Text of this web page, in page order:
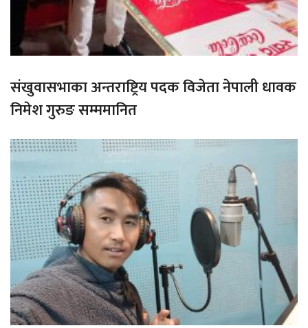
संखुवासभाका अन्तराष्ट्रिय पदक विजेता नेपाली धावक
निमेश गुरुङ सम्ममानित